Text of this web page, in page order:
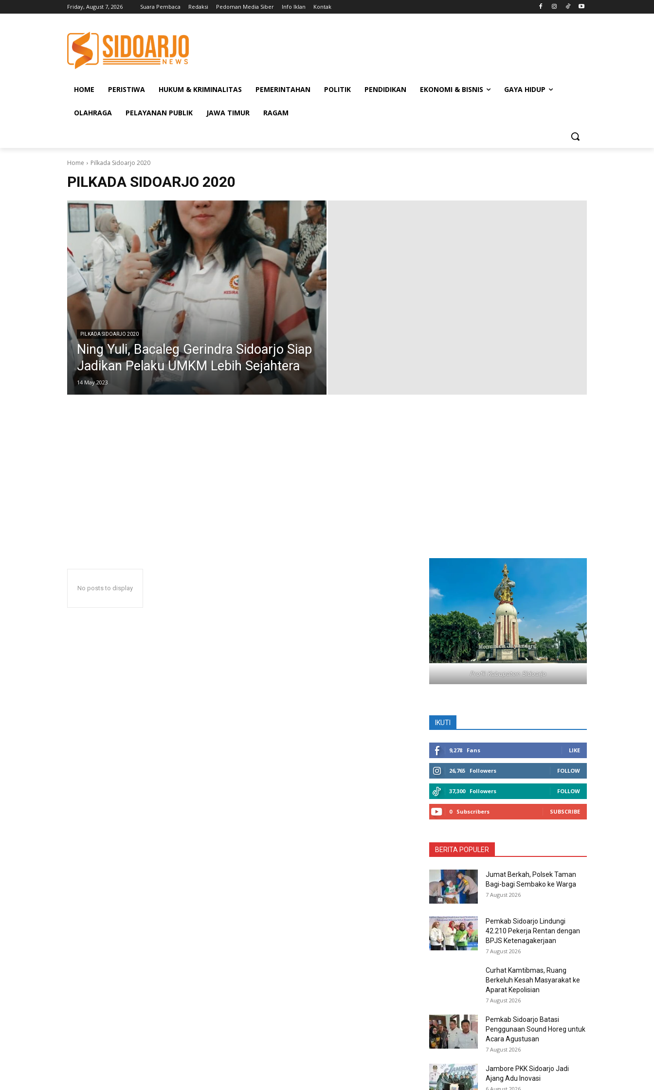
Friday, August 7, 2026 Suara Pembaca Redaksi Pedoman Media Siber Info Iklan Kontak
HOME PERISTIWA HUKUM & KRIMINALITAS PEMERINTAHAN POLITIK PENDIDIKAN EKONOMI & BISNIS GAYA HIDUP
OLAHRAGA PELAYANAN PUBLIK JAWA TIMUR RAGAM
Home Pilkada Sidoarjo 2020
PILKADA SIDOARJO 2020
PILKADA SIDOARJO 2020
Ning Yuli, Bacaleg Gerindra Sidoarjo Siap
Jadikan Pelaku UMKM Lebih Sejahtera
14 May 2023
No posts to display
Profil Kabupaten Sidoarjo
IKUTI
9,278 Fans LIKE
26,765 Followers FOLLOW
37,300 Followers FOLLOW
0 Subscribers SUBSCRIBE
BERITA POPULER
Jumat Berkah, Polsek Taman
Bagi-bagi Sembako ke Warga
7 August 2026
Pemkab Sidoarjo Lindungi
42.210 Pekerja Rentan dengan
BPJS Ketenagakerjaan
7 August 2026
Curhat Kamtibmas, Ruang
Berkeluh Kesah Masyarakat ke
Aparat Kepolisian
7 August 2026
Pemkab Sidoarjo Batasi
Penggunaan Sound Horeg untuk
Acara Agustusan
7 August 2026
Jambore PKK Sidoarjo Jadi
Ajang Adu Inovasi